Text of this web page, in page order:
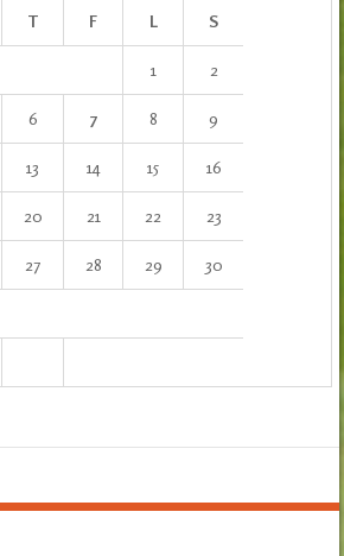
T F L S
1 2
6 7 8 9
13 14 15 16
20 21 22 23
27 28 29 30